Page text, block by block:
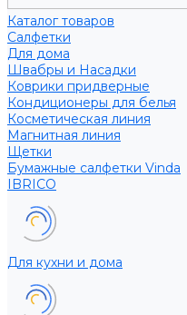
Каталог товаров
Салфетки
Для дома
Швабры и Насадки
Коврики придверные
Кондиционеры для белья
Косметическая линия
Магнитная линия
Щетки
Бумажные салфетки Vinda
IBRICO
Для кухни и дома